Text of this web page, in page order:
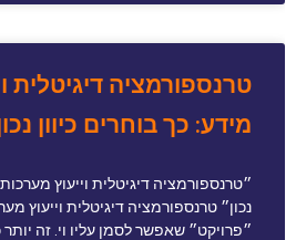
טרנספורמציה דיגיטלית
מידע: כך בוחרים כיוון
״טרנספורמציה דיגיטלית וייעוץ
נכון״ טרנספורמציה דיגיטלית וייעוץ
״פרויקט״ שאפשר לסמן עליו וי. זה